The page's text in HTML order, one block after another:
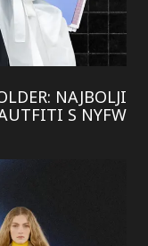
NAJBOLJI
S NYFW